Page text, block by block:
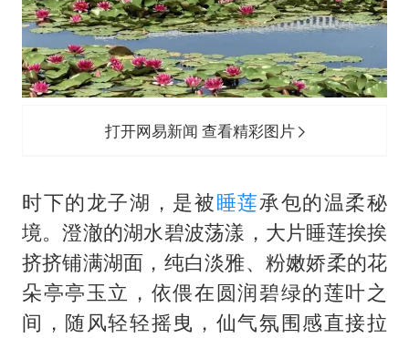
打开网易新闻 查看精彩图片
时下的龙子湖，是被睡莲承包的温柔秘
境。澄澈的湖水碧波荡漾，大片睡莲挨挨
挤挤铺满湖面，纯白淡雅、粉嫩娇柔的花
朵亭亭玉立，依偎在圆润碧绿的莲叶之
间，随风轻轻摇曳，仙气氛围感直接拉